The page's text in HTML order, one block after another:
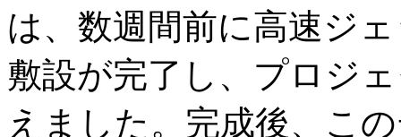
は、数週間前に高速ジ
敷設が完了し、プロジ
えました。完成後、こ